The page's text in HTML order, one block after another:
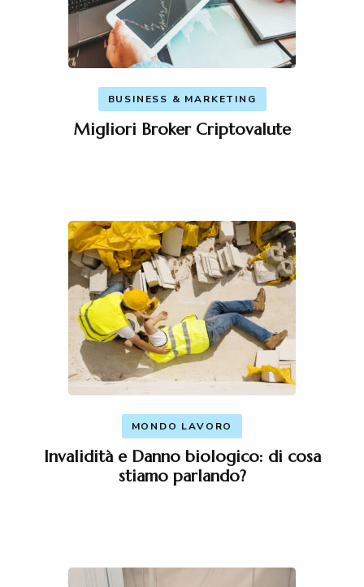
BUSINESS & MARKETING
Migliori Broker Criptovalute
MONDO LAVORO
Invalidità e Danno biologico: di cosa
stiamo parlando?